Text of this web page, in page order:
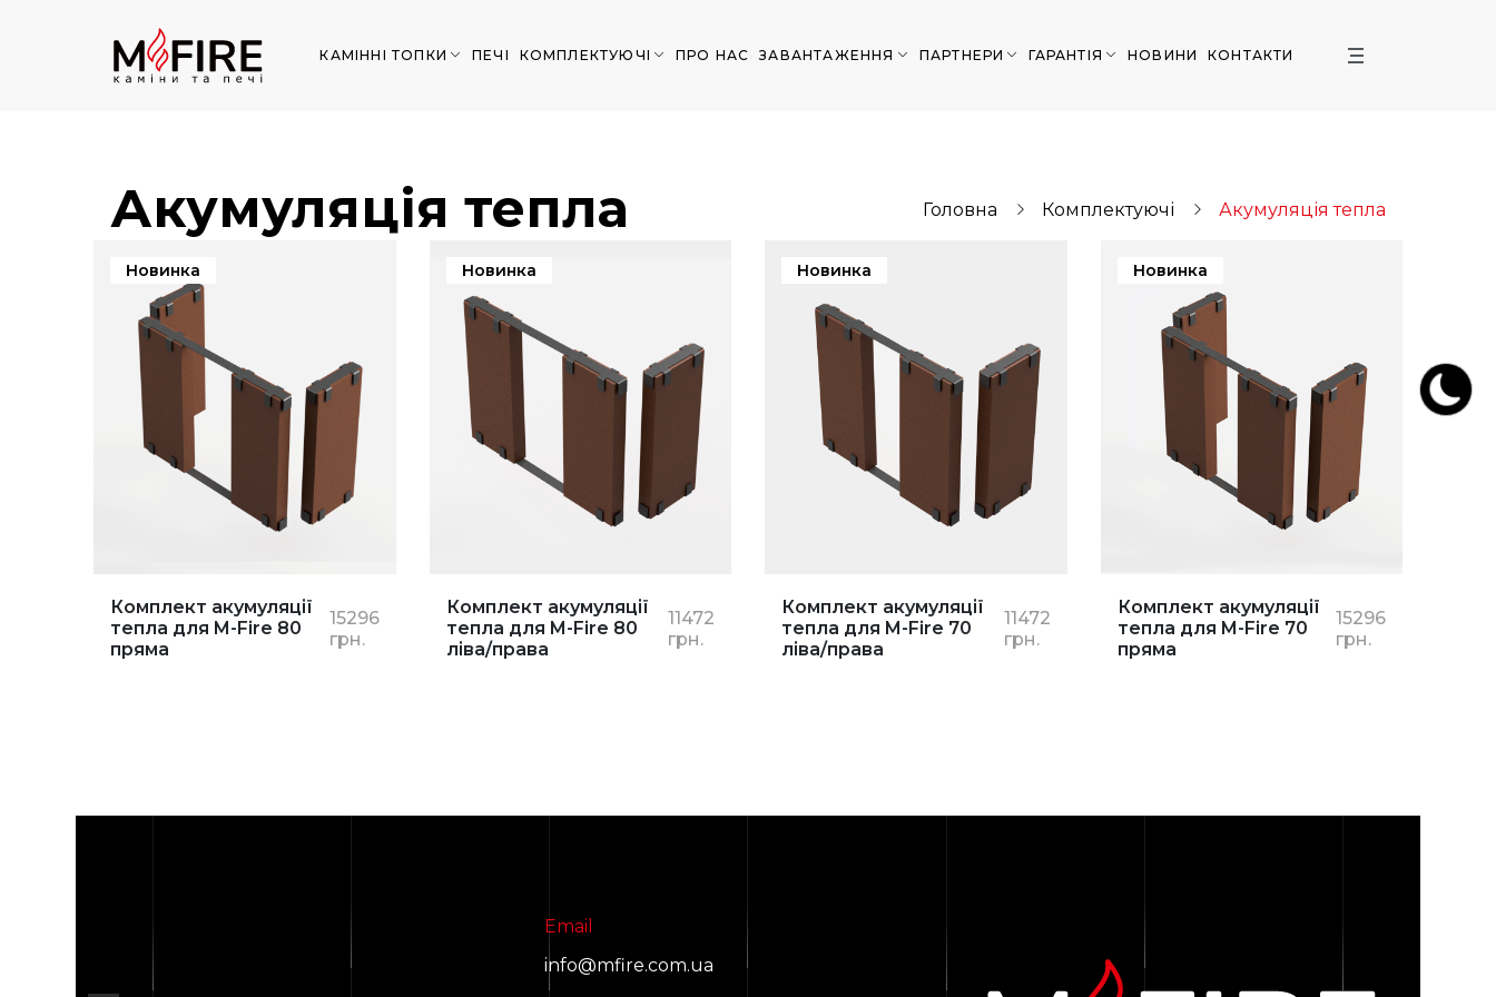
КАМІННІ ТОПКИ ПЕЧІ КОМПЛЕКТУЮЧІ ПРО НАС ЗАВАНТАЖЕННЯ ПАРТНЕРИ ГАРАНТІЯ НОВИНИ КОНТАКТИ
Акумуляція тепла Головна Комплектуючі Акумуляція тепла
Новинка
Комплект акумуляції
тепла для M-Fire 80
пряма
15296
грн.
Новинка
Комплект акумуляції
тепла для M-Fire 80
ліва/права
11472
грн.
Новинка
Комплект акумуляції
тепла для M-Fire 70
ліва/права
11472
грн.
Новинка
Комплект акумуляції
тепла для M-Fire 70
пряма
15296
грн.
Email
info@mfire.com.ua